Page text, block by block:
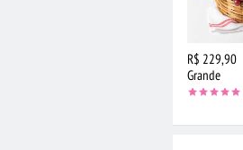
R$ 229,90
Grande